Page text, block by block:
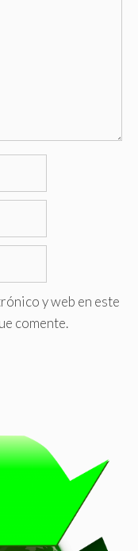
y web en este
comente.